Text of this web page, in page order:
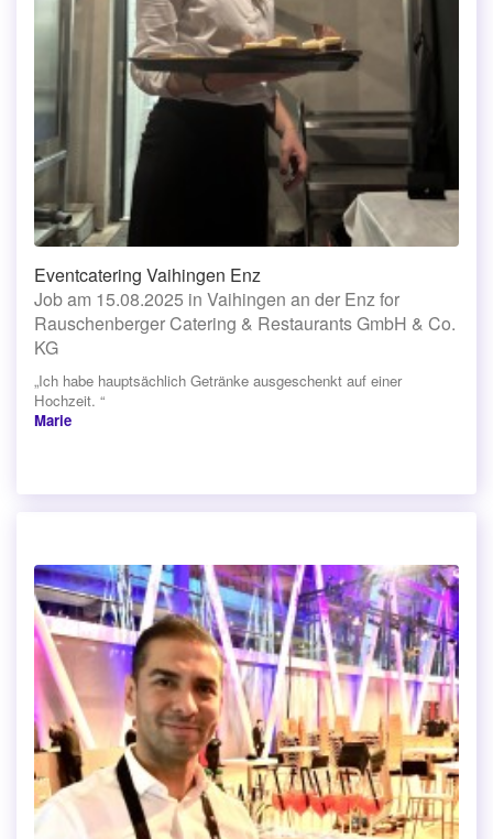
Eventcatering Vaihingen Enz
Job am 15.08.2025 in Vaihingen an der Enz for
Rauschenberger Catering & Restaurants GmbH & Co.
KG
„Ich habe hauptsächlich Getränke ausgeschenkt auf einer
Hochzeit. “
Marie